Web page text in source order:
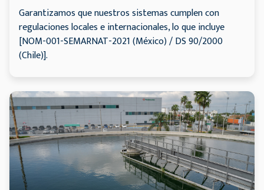
Garantizamos que nuestros sistemas cumplen con
regulaciones locales e internacionales, lo que incluye
[NOM-001-SEMARNAT-2021 (México) / DS 90/2000
(Chile)].